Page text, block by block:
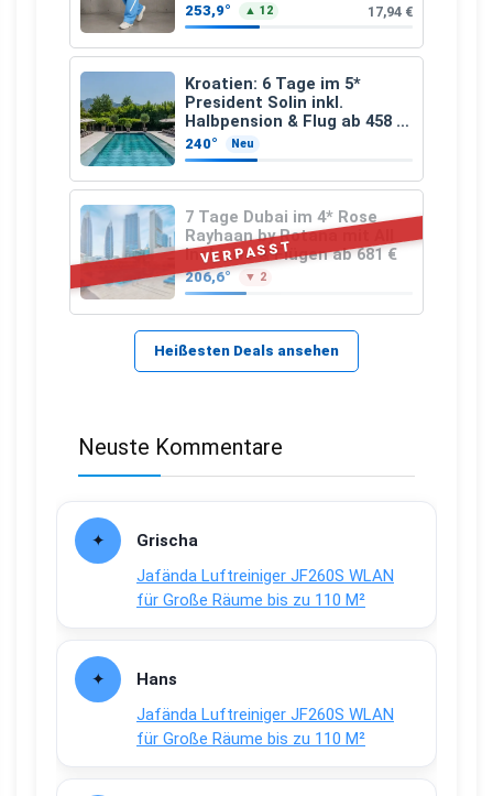
253,9° ▲ 12 17,94 €
Kroatien: 6 Tage im 5*
President Solin inkl.
Halbpension & Flug ab 458 €
pro Person
240° Neu
VERPASST
7 Tage Dubai im 4* Rose
Rayhaan by Rotana mit All
Inclusive & Flügen ab 681 €
206,6° ▼ 2
Heißesten Deals ansehen
Neuste Kommentare
Grischa
Jafända Luftreiniger JF260S WLAN
für Große Räume bis zu 110 M²
Hans
Jafända Luftreiniger JF260S WLAN
für Große Räume bis zu 110 M²